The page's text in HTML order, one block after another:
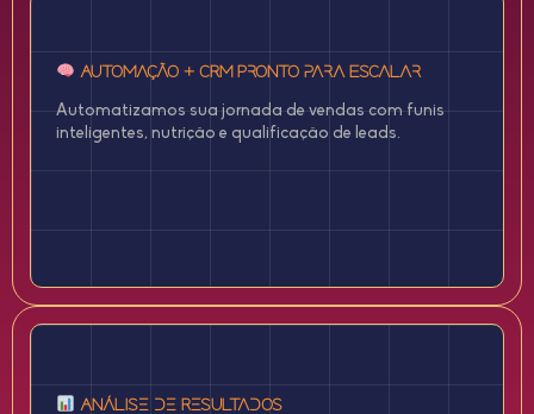
Automação + CRM Pronto para Escalar
Automatizamos sua jornada de vendas com funis
inteligentes, nutrição e qualificação de leads.
Análise de Resultados